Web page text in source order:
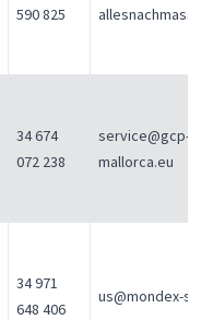
590 825
34 674
072 238
service@gcp-
mallorca.eu
34 971
648 406
us@mondex-